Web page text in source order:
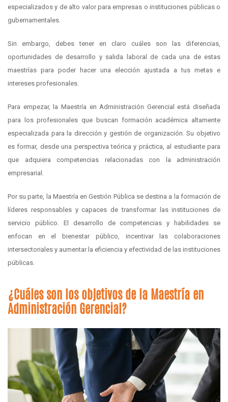
especializados y de alto valor para empresas o instituciones públicas o
gubernamentales.
Sin embargo, debes tener en claro cuáles son las diferencias,
oportunidades de desarrollo y salida laboral de cada una de estas
maestrías para poder hacer una elección ajustada a tus metas e
intereses profesionales.
Para empezar, la Maestría en Administración Gerencial está diseñada
para los profesionales que buscan formación académica altamente
especializada para la dirección y gestión de organización. Su objetivo
es formar, desde una perspectiva teórica y práctica, al estudiante para
que adquiera competencias relacionadas con la administración
empresarial.
Por su parte, la Maestría en Gestión Pública se destina a la formación de
líderes responsables y capaces de transformar las instituciones de
servicio público. El desarrollo de competencias y habilidades se
enfocan en el bienestar público, incentivar las colaboraciones
intersectoriales y aumentar la eficiencia y efectividad de las instituciones
públicas.
¿Cuáles son los objetivos de la Maestría en
Administración Gerencial?